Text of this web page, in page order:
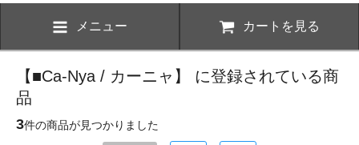
メニュー カートを見る
【■Ca-Nya / カーニャ】 に登録されている商
品
3件の商品が見つかりました